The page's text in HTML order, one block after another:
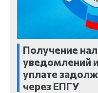
Получение
уведомлений
уплате
через ЕПГУ